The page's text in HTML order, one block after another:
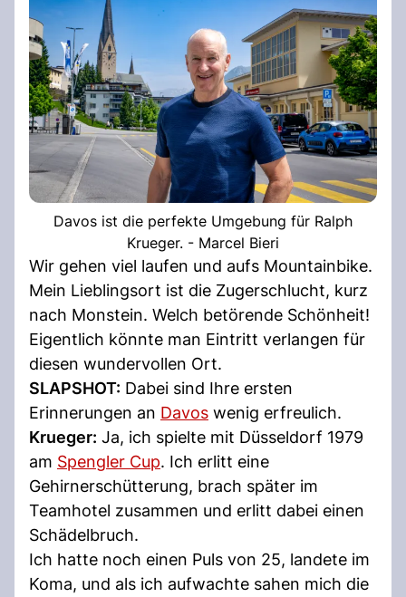
Davos ist die perfekte Umgebung für Ralph
Krueger. - Marcel Bieri
Wir gehen viel laufen und aufs Mountainbike.
Mein Lieblingsort ist die Zugerschlucht, kurz
nach Monstein. Welch betörende Schönheit!
Eigentlich könnte man Eintritt verlangen für
diesen wundervollen Ort.
SLAPSHOT: Dabei sind Ihre ersten
Erinnerungen an Davos wenig erfreulich.
Krueger: Ja, ich spielte mit Düsseldorf 1979
am Spengler Cup. Ich erlitt eine
Gehirnerschütterung, brach später im
Teamhotel zusammen und erlitt dabei einen
Schädelbruch.
Ich hatte noch einen Puls von 25, landete im
Koma, und als ich aufwachte sahen mich die